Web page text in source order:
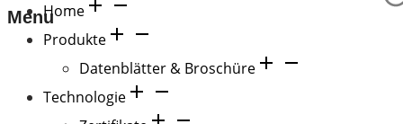
MenuHome
Produkte
Datenblätter & Broschüre
Technologie